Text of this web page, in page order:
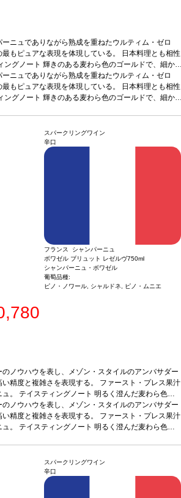
ニュでありながら熟成を重ねたウルティム・ゼロ
もピュアな表現を体現している。 日本料理とも相性
ングノート 輝きのある麦わら色のゴールドで、細か
ように連なっている。香りはとても繊細で、濃厚で
。葡萄園の桃、白い花、軽く焼いたアーモンドの繊
含みと混ざり合う。口に含むと、ワインはピュアで
る。
合う料理魚介類を完璧に引き立て、日本料理
奏でる。アペリティフとしても最適。
ドネ、10% ピノ・ムニエ
ニュでありながら熟成を重ねたウルティム・ゼロ
もピュアな表現を体現している。 日本料理とも相性
ングノート 輝きのある麦わら色のゴールドで、細か
る含みと混ざり合う。口に含むと、ワインはピュアで
る。フレッシュさが際立ち、ジンジャーブレッドやフ
甘い風味でこのワインの成熟を感じられる。余韻は長
る。
奏でる。アペリティフとしても最適。
ドネ、10% ピノ・ムニエ
スパークリングワイン
辛口
フランス シャンパーニュ
ボワゼル ブリュット レゼルヴ750ml
シャンパーニュ・ボワゼル
葡萄品種:
ピノ・ノワール, シャルドネ, ピノ・ムニエ
ノウハウを表し、メゾン・スタイルのアンバサダー
精度と複雑さを表現する。 ファースト・プレス果汁
。 テイスティングノート 明るく澄んだ麦わら色
渦を巻いた泡が立ち上る。ノーズは表情豊かでフレ
アロマを最初に感じ、白桃、アプリコット、柑橘
など、見事な果実味のエレガントさが続く。魅惑的
ィフに最適、また魚介類や焼き魚などと良く合う。
35% シャルドネ、25% ピノ・ムニエ
ノウハウを表し、メゾン・スタイルのアンバサダー
精度と複雑さを表現する。 ファースト・プレス果汁
。 テイスティングノート 明るく澄んだ麦わら色
スなど、見事な果実味のエレガントさが続く。魅惑的
フレッシュでしなやか、バランスが取れていて、凝縮
ア、ハチミツの含みへと展開する。後味はリッチで長
フに最適、また魚介類や焼き魚などと良く合う。
スパークリングワイン
辛口